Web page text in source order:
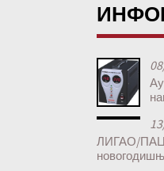
ЛИГАО/